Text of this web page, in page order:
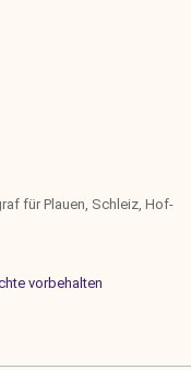
vorbehalten